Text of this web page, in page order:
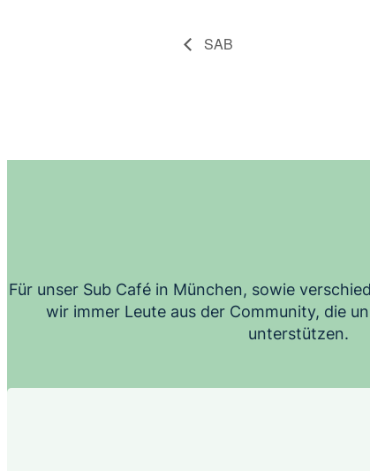
SAB
Für unser Sub Café in München, sowie
wir immer Leute aus der Community, die
unterstützen.